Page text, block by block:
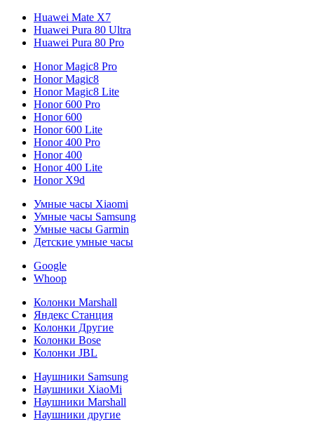
Huawei Mate X7
Huawei Pura 80 Ultra
Huawei Pura 80 Pro
Honor Magic8 Pro
Honor Magic8
Honor Magic8 Lite
Honor 600 Pro
Honor 600
Honor 600 Lite
Honor 400 Pro
Honor 400
Honor 400 Lite
Honor X9d
Умные часы Xiaomi
Умные часы Samsung
Умные часы Garmin
Детские умные часы
Google
Whoop
Колонки Marshall
Яндекс Станция
Колонки Другие
Колонки Bose
Колонки JBL
Наушники Samsung
Наушники XiaoMi
Наушники Marshall
Наушники другие